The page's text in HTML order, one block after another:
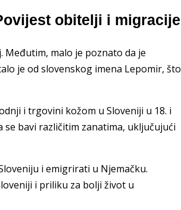
obitelji i migracije
Međutim, malo je poznato da je
je od slovenskog imena Lepomir, što
i trgovini kožom u Sloveniji u 18. i
bavi različitim zanatima, uključujući
i emigrirati u Njemačku.
i priliku za bolji život u